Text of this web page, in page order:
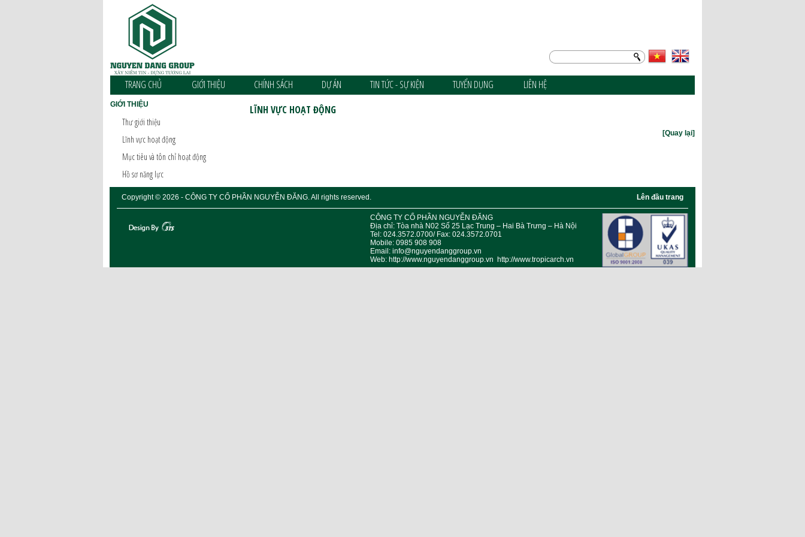
TRANG CHỦ GIỚI THIỆU CHÍNH SÁCH DỰ ÁN TIN TỨC - SỰ KIỆN TUYỂN DỤNG LIÊN HỆ
GIỚI THIỆU
Thư giới thiệu
Lĩnh vực hoạt động
Mục tiêu và tôn chỉ hoạt động
Hồ sơ năng lực
LĨNH VỰC HOẠT ĐỘNG
[Quay lại]
Copyright © 2026 - CÔNG TY CỔ PHẦN NGUYỄN ĐĂNG. All rights reserved. Lên đầu trang
CÔNG TY CỔ PHẦN NGUYỄN ĐĂNG
Địa chỉ: Tòa nhà N02 Số 25 Lạc Trung – Hai Bà Trưng – Hà Nội
Tel: 024.3572.0700/ Fax: 024.3572.0701
Mobile: 0985 908 908
Email: info@nguyendanggroup.vn
Web: http://www.nguyendanggroup.vn http://www.tropicarch.vn